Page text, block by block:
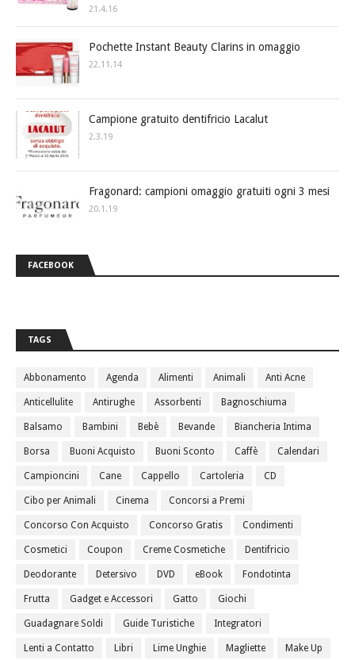
21.4.16
Pochette Instant Beauty Clarins in omaggio
22.11.14
Campione gratuito dentifricio Lacalut
2.3.19
Fragonard: campioni omaggio gratuiti ogni 3 mesi
20.1.19
FACEBOOK
TAGS
Abbonamento Agenda Alimenti Animali Anti Acne
Anticellulite Antirughe Assorbenti Bagnoschiuma
Balsamo Bambini Bebè Bevande Biancheria Intima
Borsa Buoni Acquisto Buoni Sconto Caffè Calendari
Campioncini Cane Cappello Cartoleria CD
Cibo per Animali Cinema Concorsi a Premi
Concorso Con Acquisto Concorso Gratis Condimenti
Cosmetici Coupon Creme Cosmetiche Dentifricio
Deodorante Detersivo DVD eBook Fondotinta
Frutta Gadget e Accessori Gatto Giochi
Guadagnare Soldi Guide Turistiche Integratori
Lenti a Contatto Libri Lime Unghie Magliette Make Up